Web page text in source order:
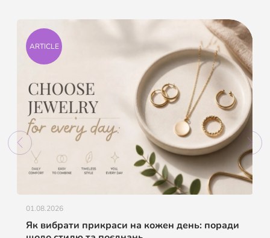
ARTICLE
01.08.2026
Як вибрати прикраси на кожен день: поради